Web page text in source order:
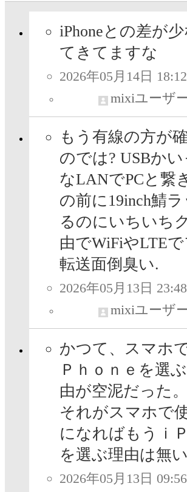
iPhoneとの差が
てきてますな
2026年05月14日 18:12
mixiユーザ
もう有線の方が
のでは? USBかい
なLANでPCと繋
の前に19inch鯖
るのにいちいち
由でWiFiやLTE
転送面倒臭い.
2026年05月13日 23:48
mixiユーザ
かつて、スマホ
Ｐｈｏｎｅを選
由が空泥だった
それがスマホで
になればもうｉ
を選ぶ理由は無い
2026年05月13日 09:56